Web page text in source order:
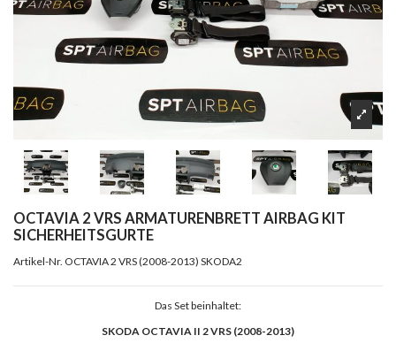
OCTAVIA 2 VRS ARMATURENBRETT AIRBAG KIT
SICHERHEITSGURTE
Artikel-Nr. OCTAVIA 2 VRS (2008-2013) SKODA2
Das Set beinhaltet:
SKODA OCTAVIA II 2 VRS (2008-2013)